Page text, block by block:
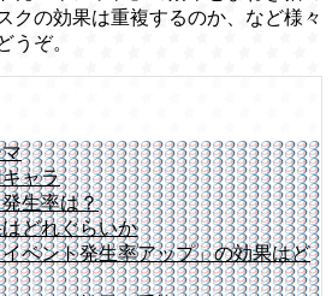
クの効果は重複するのか、など様々
うぞ。
ャラ
生率は？
どれぐらいか
ベント発生率アップ」の効果はど